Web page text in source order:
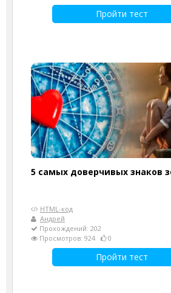
Пройти тест
5 самых доверчивых знаков
HTML-код
Андрей
Прохождений: 202
Просмотров: 924
0
Пройти тест